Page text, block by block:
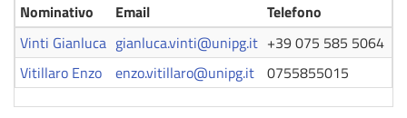
Nominativo Email Telefono
Vinti Gianluca gianluca.vinti@unipg.it +39 075 585 5064
Vitillaro Enzo
enzo.vitillaro@unipg.it 0755855015